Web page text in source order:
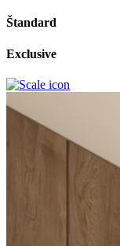
Štandard
Exclusive